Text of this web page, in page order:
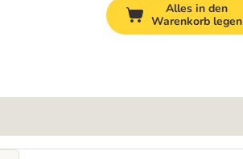
Alles in den
Warenkorb legen